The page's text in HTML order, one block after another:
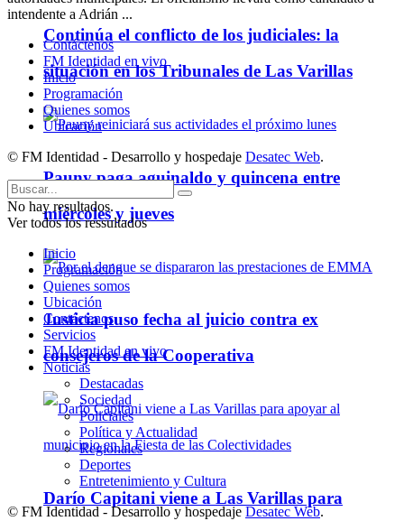
Continúa el conflicto de los judiciales: la
situación en los Tribunales de Las Varillas
Pauny paga aguinaldo y quincena entre
miércoles y jueves
Justicia puso fecha al juicio contra ex
consejeros de la Cooperativa
Darío Capitani viene a Las Varillas para
intendente a Adrián ...
Contáctenos
FM Identidad en vivo
Inicio
Programación
Quienes somos
Ubicación
© FM Identidad - Desarrollo y hospedaje Desatec Web.
No hay resultados.
Ver todos los ressultados
Inicio
Programación
Quienes somos
Ubicación
Contáctenos
Servicios
FM Identidad en vivo
Noticias
Destacadas
Sociedad
Policiales
Política y Actualidad
Regionales
Deportes
Entretenimiento y Cultura
© FM Identidad - Desarrollo y hospedaje Desatec Web.